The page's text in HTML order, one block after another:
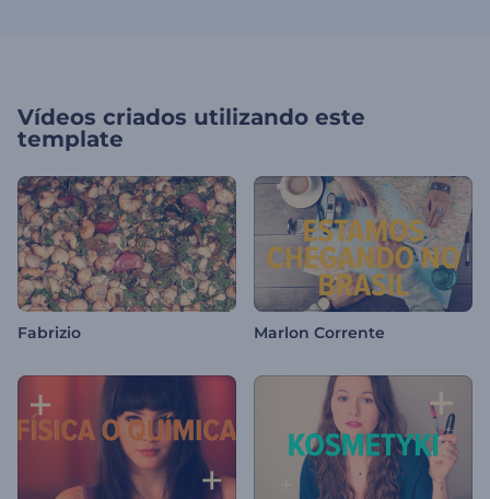
Vídeos criados utilizando este
template
Fabrizio Marlon Corrente